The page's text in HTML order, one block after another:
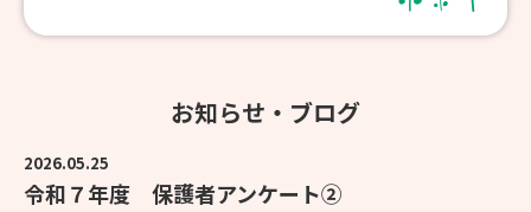
お知らせ・ブログ
2026.05.25
令和７年度 保護者アンケート②